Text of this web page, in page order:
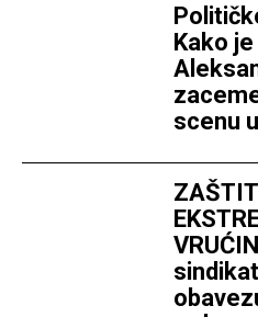
Kako
scenu